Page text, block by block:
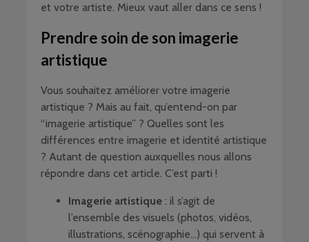
et votre artiste. Mieux vaut aller dans ce sens !
Prendre soin de son imagerie
artistique
Vous souhaitez améliorer votre imagerie
artistique ? Mais au fait, qu’entend-on par
“imagerie artistique” ? Quelles sont les
différences entre imagerie et identité artistique
? Autant de question auxquelles nous allons
répondre dans cet article. C’est parti !
Imagerie artistique : il s’agit de
l’ensemble des visuels (photos, vidéos,
illustrations, scénographie…) qui servent à